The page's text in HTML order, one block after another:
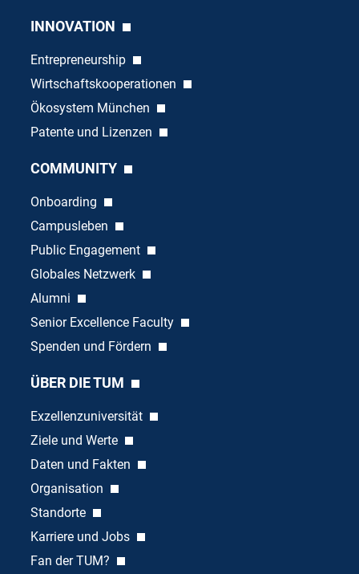
INNOVATION
Entrepreneurship
Wirtschaftskooperationen
Ökosystem München
Patente und Lizenzen
COMMUNITY
Onboarding
Campusleben
Public Engagement
Globales Netzwerk
Alumni
Senior Excellence Faculty
Spenden und Fördern
ÜBER DIE TUM
Exzellenzuniversität
Ziele und Werte
Daten und Fakten
Organisation
Standorte
Karriere und Jobs
Fan der TUM?